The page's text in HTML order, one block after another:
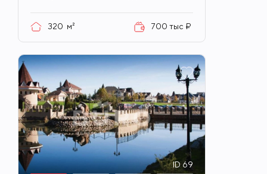
320 м² 700 тыс ₽
ID 69